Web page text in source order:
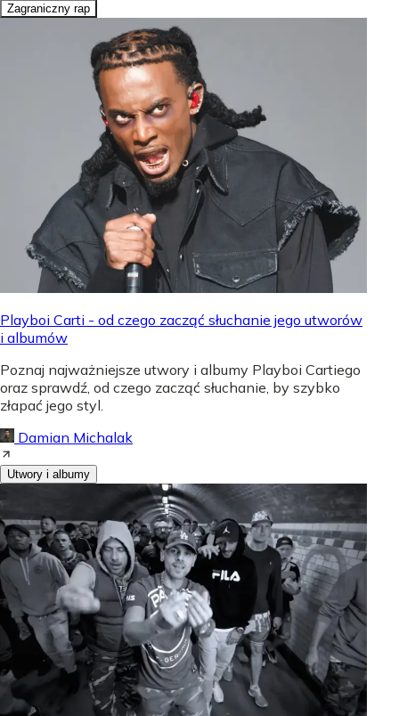
Zagraniczny rap
Playboi Carti - od czego zacząć słuchanie jego utworów
i albumów
Poznaj najważniejsze utwory i albumy Playboi Cartiego
oraz sprawdź, od czego zacząć słuchanie, by szybko
złapać jego styl.
Damian Michalak
Utwory i albumy